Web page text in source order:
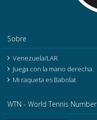
Sobre
Venezuela/LAR
Juega con la mano derecha.
Mi raqueta es Babolat
WTN - World Tennis Number